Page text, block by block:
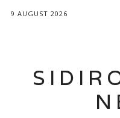
9 AUGUST 2026